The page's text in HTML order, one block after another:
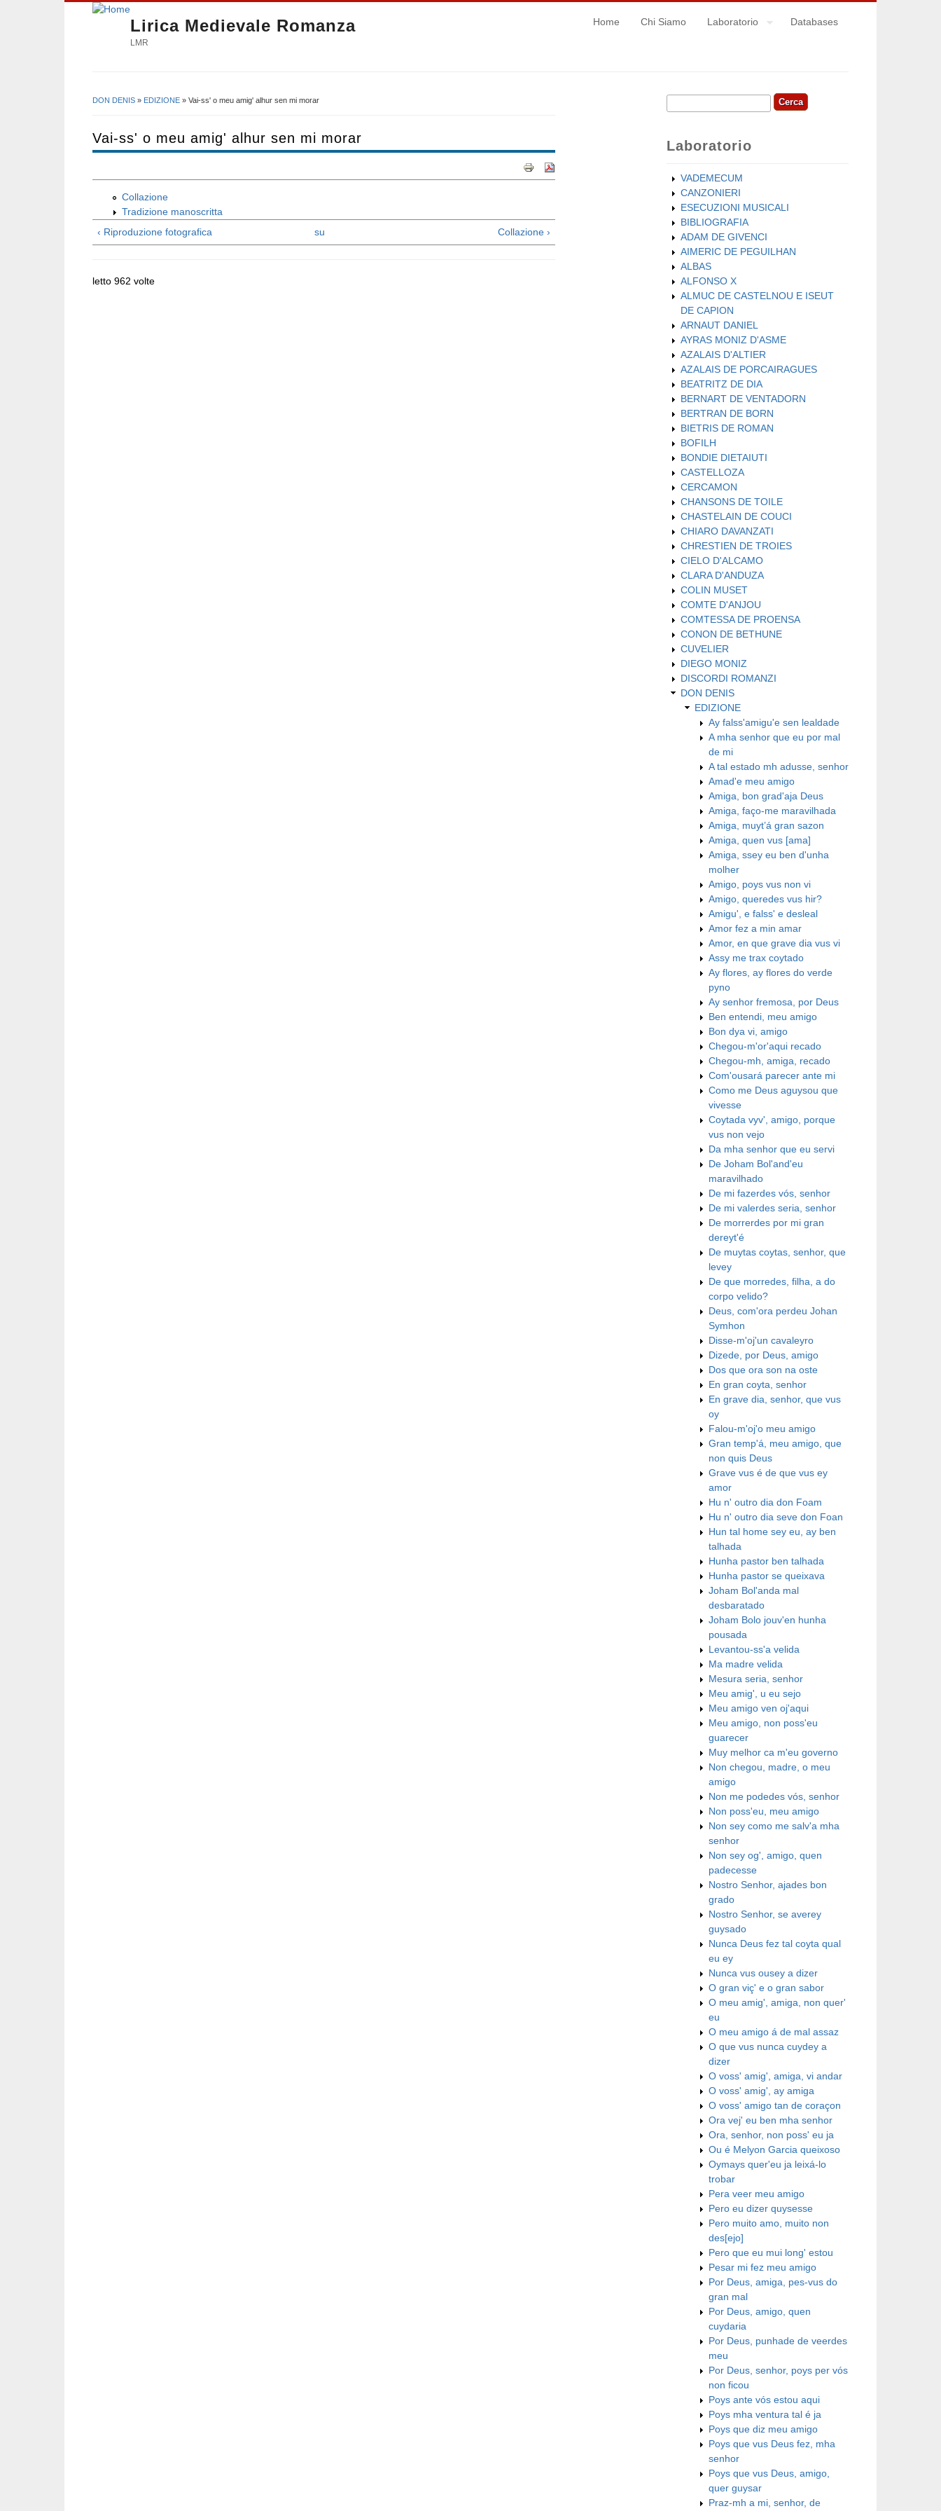
Lirica Medievale Romanza
LMR
Home Chi Siamo Laboratorio Databases
DON DENIS » EDIZIONE » Vai-ss' o meu amig' alhur sen mi morar
Vai-ss' o meu amig' alhur sen mi morar
Collazione
Tradizione manoscritta
‹ Riproduzione fotografica
su Collazione ›
letto 962 volte
Form di ricerca
Cerca
Laboratorio
VADEMECUM
CANZONIERI
ESECUZIONI MUSICALI
BIBLIOGRAFIA
ADAM DE GIVENCI
AIMERIC DE PEGUILHAN
ALBAS
ALFONSO X
ALMUC DE CASTELNOU E ISEUT
DE CAPION
ARNAUT DANIEL
AYRAS MONIZ D'ASME
AZALAIS D'ALTIER
AZALAIS DE PORCAIRAGUES
BEATRITZ DE DIA
BERNART DE VENTADORN
BERTRAN DE BORN
BIETRIS DE ROMAN
BOFILH
BONDIE DIETAIUTI
CASTELLOZA
CERCAMON
CHANSONS DE TOILE
CHASTELAIN DE COUCI
CHIARO DAVANZATI
CHRESTIEN DE TROIES
CIELO D'ALCAMO
CLARA D'ANDUZA
COLIN MUSET
COMTE D'ANJOU
COMTESSA DE PROENSA
CONON DE BETHUNE
CUVELIER
DIEGO MONIZ
DISCORDI ROMANZI
DON DENIS
EDIZIONE
Ay falss'amigu'e sen lealdade
A mha senhor que eu por mal
de mi
A tal estado mh adusse, senhor
Amad'e meu amigo
Amiga, bon grad'aja Deus
Amiga, faço-me maravilhada
Amiga, muyt’á gran sazon
Amiga, quen vus [ama]
Amiga, ssey eu ben d'unha
molher
Amigo, poys vus non vi
Amigo, queredes vus hir?
Amigu', e falss' e desleal
Amor fez a min amar
Amor, en que grave dia vus vi
Assy me trax coytado
Ay flores, ay flores do verde
pyno
Ay senhor fremosa, por Deus
Ben entendi, meu amigo
Bon dya vi, amigo
Chegou-m'or'aqui recado
Chegou-mh, amiga, recado
Com'ousará parecer ante mi
Como me Deus aguysou que
vivesse
Coytada vyv', amigo, porque
vus non vejo
Da mha senhor que eu servi
De Joham Bol'and'eu
maravilhado
De mi fazerdes vós, senhor
De mi valerdes seria, senhor
De morrerdes por mi gran
dereyt'é
De muytas coytas, senhor, que
levey
De que morredes, filha, a do
corpo velido?
Deus, com'ora perdeu Johan
Symhon
Disse-m'oj'un cavaleyro
Dizede, por Deus, amigo
Dos que ora son na oste
En gran coyta, senhor
En grave dia, senhor, que vus
oy
Falou-m'oj'o meu amigo
Gran temp'á, meu amigo, que
non quis Deus
Grave vus é de que vus ey
amor
Hu n' outro dia don Foam
Hu n' outro dia seve don Foan
Hun tal home sey eu, ay ben
talhada
Hunha pastor ben talhada
Hunha pastor se queixava
Joham Bol'anda mal
desbaratado
Joham Bolo jouv'en hunha
pousada
Levantou-ss'a velida
Ma madre velida
Mesura seria, senhor
Meu amig', u eu sejo
Meu amigo ven oj'aqui
Meu amigo, non poss'eu
guarecer
Muy melhor ca m'eu governo
Non chegou, madre, o meu
amigo
Non me podedes vós, senhor
Non poss'eu, meu amigo
Non sey como me salv'a mha
senhor
Non sey og', amigo, quen
padecesse
Nostro Senhor, ajades bon
grado
Nostro Senhor, se averey
guysado
Nunca Deus fez tal coyta qual
eu ey
Nunca vus ousey a dizer
O gran viç' e o gran sabor
O meu amig', amiga, non quer'
eu
O meu amigo á de mal assaz
O que vus nunca cuydey a
dizer
O voss' amig', amiga, vi andar
O voss' amig', ay amiga
O voss' amigo tan de coraçon
Ora vej' eu ben mha senhor
Ora, senhor, non poss' eu ja
Ou é Melyon Garcia queixoso
Oymays quer'eu ja leixá-lo
trobar
Pera veer meu amigo
Pero eu dizer quysesse
Pero muito amo, muito non
des[ejo]
Pero que eu mui long' estou
Pesar mi fez meu amigo
Por Deus, amiga, pes-vus do
gran mal
Por Deus, amigo, quen
cuydaria
Por Deus, punhade de veerdes
meu
Por Deus, senhor, poys per vós
non ficou
Poys ante vós estou aqui
Poys mha ventura tal é ja
Poys que diz meu amigo
Poys que vus Deus fez, mha
senhor
Poys que vus Deus, amigo,
quer guysar
Praz-mh a mi, senhor, de